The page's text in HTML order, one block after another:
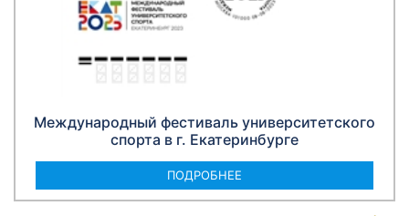
Международный фестиваль университетского
спорта в г. Екатеринбурге
ПОДРОБНЕЕ